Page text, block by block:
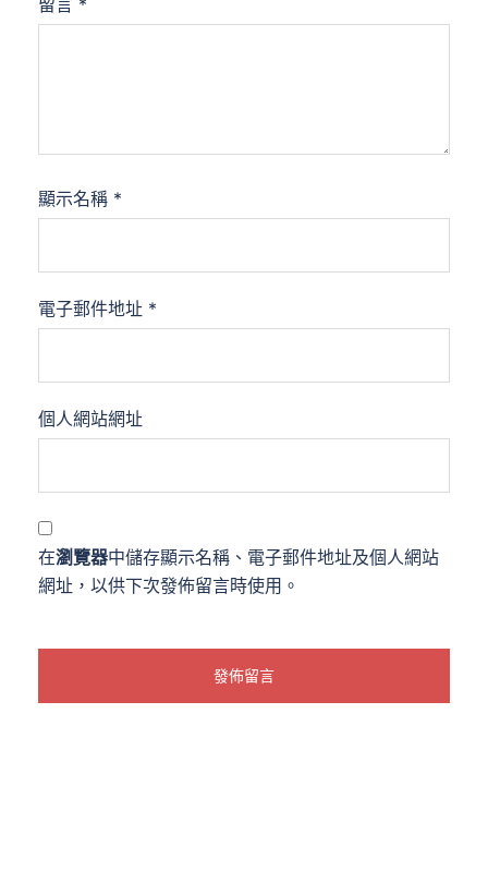
留言 *
顯示名稱 *
電子郵件地址 *
個人網站網址
在瀏覽器中儲存顯示名稱、電子郵件地址及個人網站
網址，以供下次發佈留言時使用。